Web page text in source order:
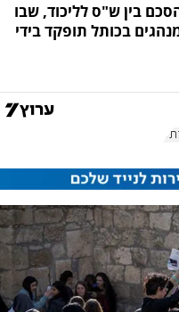
בין ש"ס לליכוד, שבו
בכותל תופקד בידי